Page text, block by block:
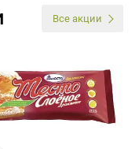
Все акции